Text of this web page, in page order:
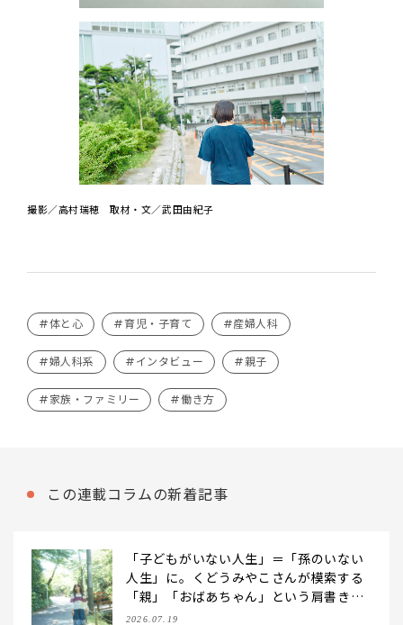
撮影／高村瑞穂 取材・文／武田由紀子
#体と心 #育児・子育て #産婦人科
#婦人科系 #インタビュー #親子
#家族・ファミリー #働き方
この連載コラムの新着記事
「子どもがいない人生」＝「孫のいない
人生」に。くどうみやこさんが模索する
「親」「おばあちゃん」という肩書きを
持たないシニアとしての生き方
2026.07.19